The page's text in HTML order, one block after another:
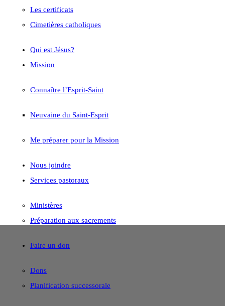
Les certificats
Cimetières catholiques
Qui est Jésus?
Mission
Connaître l’Esprit-Saint
Neuvaine du Saint-Esprit
Me préparer pour la Mission
Nous joindre
Services pastoraux
Ministères
Préparation aux sacrements
Faire un don
Dons
Planification successorale